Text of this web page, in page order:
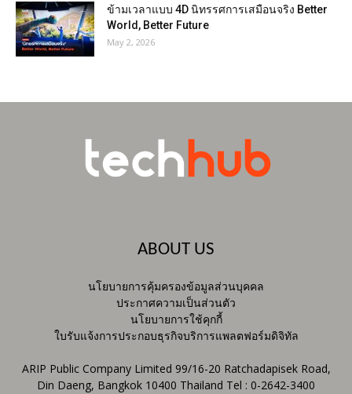
ข้ามเวลาแบบ 4D นิทรรศการเสมือนจริง Better
World, Better Future
May 2, 2026
ABOUT US
นโยบายการคุ้มครองข้อมูลส่วนบุคคล
ประกาศความเป็นส่วนตัว
นโยบายการใช้คุกกี้
ใบรับแจ้งการประกอบธุรกิจบริการแพลตฟอร์มดิจิทัล
ARIP Public Company Limited 99/16-20 Ratchadapisek Road,
Din Daeng, Bangkok 10400 Thailand Tel : 0-2642-3400